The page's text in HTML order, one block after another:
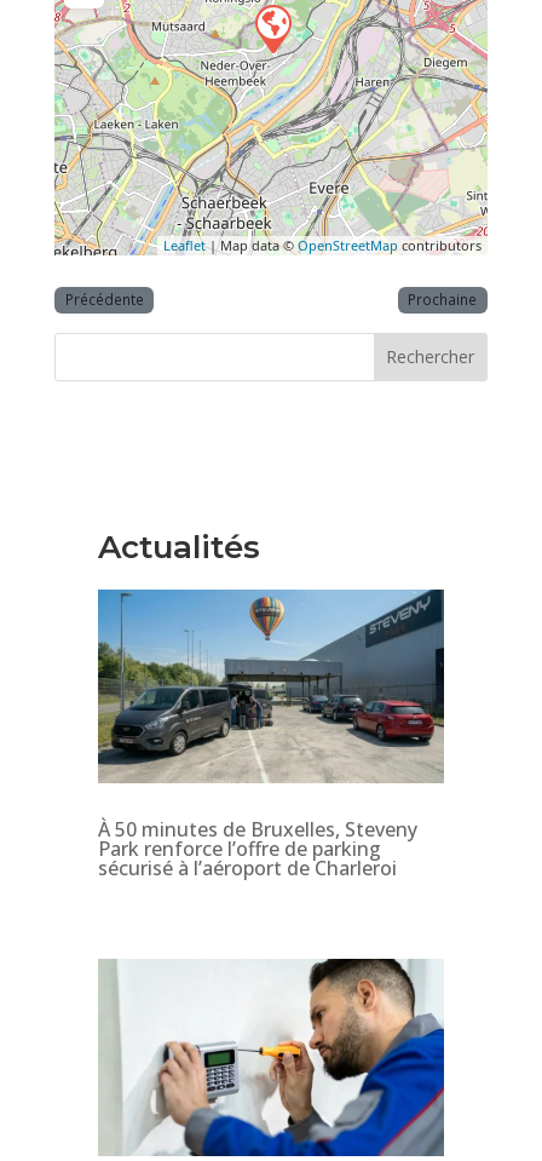
Leaflet| Map data ©OpenStreetMapcontributors
Précédente Prochaine
Rechercher
Actualités
À 50 minutes de Bruxelles, Steveny
Park renforce l’offre de parking
sécurisé à l’aéroport de Charleroi